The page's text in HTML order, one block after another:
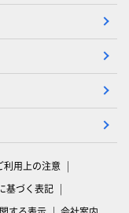
利用上の注意
基づく表記